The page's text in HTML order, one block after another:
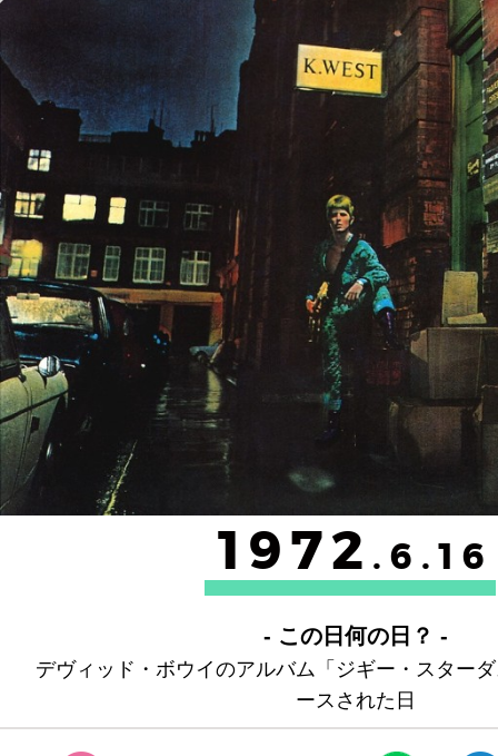
1972 .6.16
- この日何の日？ -
デヴィッド・ボウイのアルバム「ジギー・スター
ースされた日